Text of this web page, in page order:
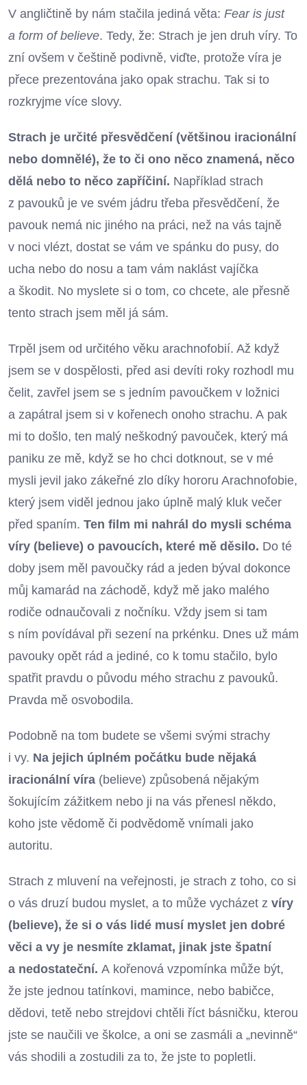
V angličtině by nám stačila jediná věta: Fear is just
a form of believe. Tedy, že: Strach je jen druh víry. To
zní ovšem v češtině podivně, viďte, protože víra je
přece prezentována jako opak strachu. Tak si to
rozkryjme více slovy.
Strach je určité přesvědčení (většinou iracionální
nebo domnělé), že to či ono něco znamená, něco
dělá nebo to něco zapříčiní. Například strach
z pavouků je ve svém jádru třeba přesvědčení, že
pavouk nemá nic jiného na práci, než na vás tajně
v noci vlézt, dostat se vám ve spánku do pusy, do
ucha nebo do nosu a tam vám naklást vajíčka
a škodit. No myslete si o tom, co chcete, ale přesně
tento strach jsem měl já sám.
Trpěl jsem od určitého věku arachnofobií. Až když
jsem se v dospělosti, před asi devíti roky rozhodl mu
čelit, zavřel jsem se s jedním pavoučkem v ložnici
a zapátral jsem si v kořenech onoho strachu. A pak
mi to došlo, ten malý neškodný pavouček, který má
paniku ze mě, když se ho chci dotknout, se v mé
mysli jevil jako zákeřné zlo díky hororu Arachnofobie,
který jsem viděl jednou jako úplně malý kluk večer
před spaním. Ten film mi nahrál do mysli schéma
víry (believe) o pavoucích, které mě děsilo. Do té
doby jsem měl pavoučky rád a jeden býval dokonce
můj kamarád na záchodě, když mě jako malého
rodiče odnaučovali z nočníku. Vždy jsem si tam
s ním povídával při sezení na prkénku. Dnes už mám
pavouky opět rád a jediné, co k tomu stačilo, bylo
spatřit pravdu o původu mého strachu z pavouků.
Pravda mě osvobodila.
Podobně na tom budete se všemi svými strachy
i vy. Na jejich úplném počátku bude nějaká
iracionální víra (believe) způsobená nějakým
šokujícím zážitkem nebo ji na vás přenesl někdo,
koho jste vědomě či podvědomě vnímali jako
autoritu.
Strach z mluvení na veřejnosti, je strach z toho, co si
o vás druzí budou myslet, a to může vycházet z víry
(believe), že si o vás lidé musí myslet jen dobré
věci a vy je nesmíte zklamat, jinak jste špatní
a nedostateční. A kořenová vzpomínka může být,
že jste jednou tatínkovi, mamince, nebo babičce,
dědovi, tetě nebo strejdovi chtěli říct básničku, kterou
jste se naučili ve školce, a oni se zasmáli a „nevinně“
vás shodili a zostudili za to, že jste to popletli.